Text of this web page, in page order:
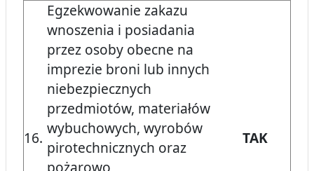
16.
Egzekwowanie zakazu
wnoszenia i posiadania
przez osoby obecne na
imprezie broni lub innych
niebezpiecznych
przedmiotów, materiałów
wybuchowych, wyrobów
pirotechnicznych oraz
TAK